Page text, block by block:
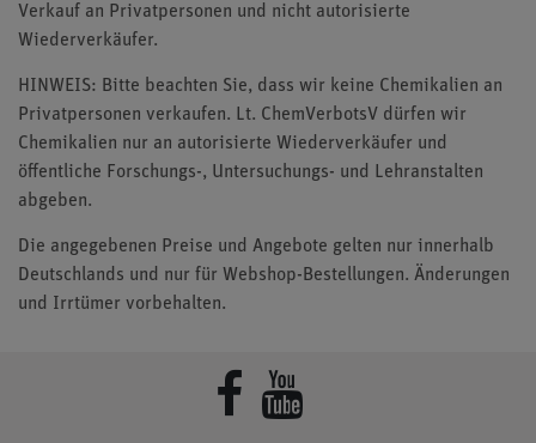
Verkauf an Privatpersonen und nicht autorisierte
Wiederverkäufer.
HINWEIS: Bitte beachten Sie, dass wir keine Chemikalien an
Privatpersonen verkaufen. Lt. ChemVerbotsV dürfen wir
Chemikalien nur an autorisierte Wiederverkäufer und
öffentliche Forschungs-, Untersuchungs- und Lehranstalten
abgeben.
Die angegebenen Preise und Angebote gelten nur innerhalb
Deutschlands und nur für Webshop-Bestellungen. Änderungen
und Irrtümer vorbehalten.